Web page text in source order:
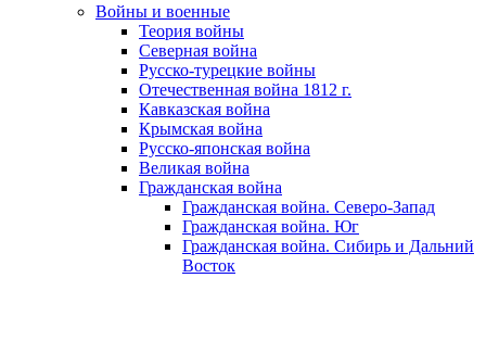
Войны и военные
Теория войны
Северная война
Русско-турецкие войны
Отечественная война 1812 г.
Кавказская война
Крымская война
Русско-японская война
Великая война
Гражданская война
Гражданская война. Северо-Запад
Гражданская война. Юг
Гражданская война. Сибирь и Дальний
Восток